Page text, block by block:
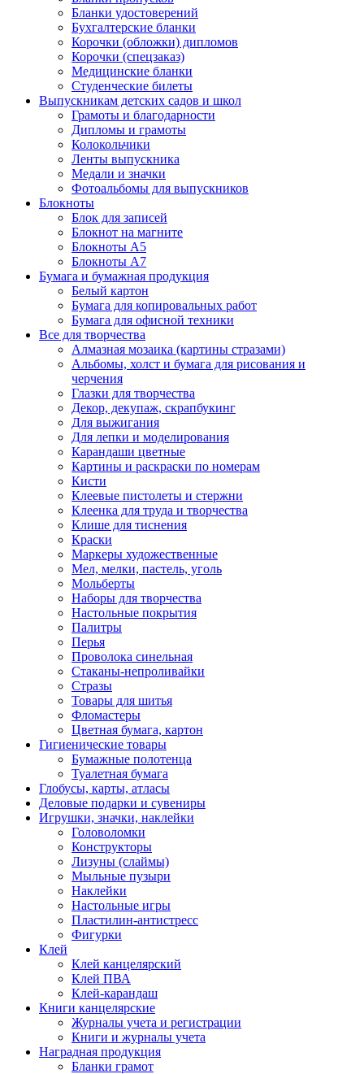
Бланки удостоверений
Бухгалтерские бланки
Корочки (обложки) дипломов
Корочки (спецзаказ)
Медицинские бланки
Студенческие билеты
Выпускникам детских садов и школ
Грамоты и благодарности
Дипломы и грамоты
Колокольчики
Ленты выпускника
Медали и значки
Фотоальбомы для выпускников
Блокноты
Блок для записей
Блокнот на магните
Блокноты А5
Блокноты А7
Бумага и бумажная продукция
Белый картон
Бумага для копировальных работ
Бумага для офисной техники
Все для творчества
Алмазная мозаика (картины стразами)
Альбомы, холст и бумага для рисования и
черчения
Глазки для творчества
Декор, декупаж, скрапбукинг
Для выжигания
Для лепки и моделирования
Карандаши цветные
Картины и раскраски по номерам
Кисти
Клеевые пистолеты и стержни
Клеенка для труда и творчества
Клише для тиснения
Краски
Маркеры художественные
Мел, мелки, пастель, уголь
Мольберты
Наборы для творчества
Настольные покрытия
Палитры
Перья
Проволока синельная
Стаканы-непроливайки
Стразы
Товары для шитья
Фломастеры
Цветная бумага, картон
Гигиенические товары
Бумажные полотенца
Туалетная бумага
Глобусы, карты, атласы
Деловые подарки и сувениры
Игрушки, значки, наклейки
Головоломки
Конструкторы
Лизуны (слаймы)
Мыльные пузыри
Наклейки
Настольные игры
Пластилин-антистресс
Фигурки
Клей
Клей канцелярский
Клей ПВА
Клей-карандаш
Книги канцелярские
Журналы учета и регистрации
Книги и журналы учета
Наградная продукция
Бланки грамот